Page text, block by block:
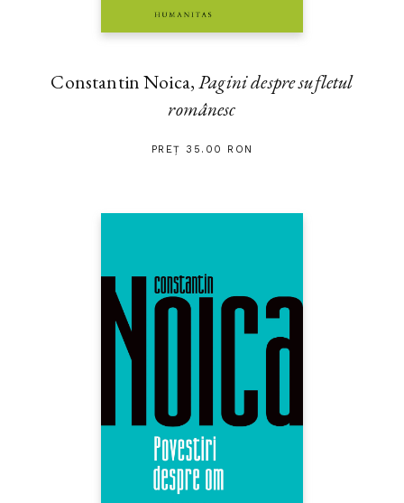
Constantin Noica,Pagini despre sufletul
românesc
PREȚ 35.00 RON